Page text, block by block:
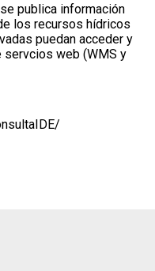
publica información
los recursos hídricos
puedan acceder y
servcios web (WMS y